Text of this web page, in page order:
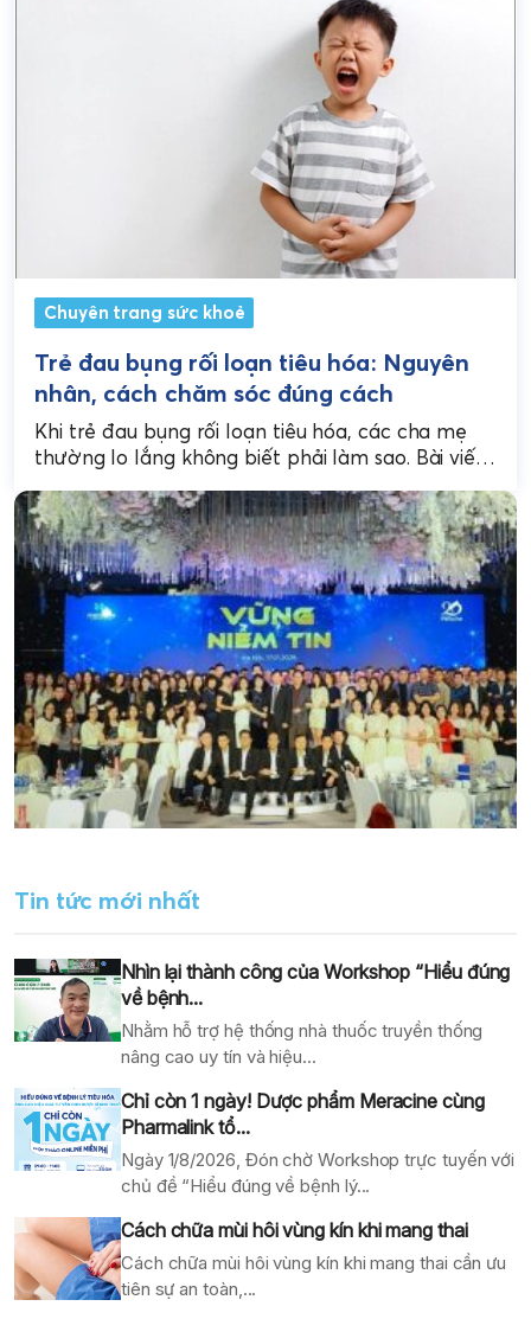
Chuyên trang sức khoẻ
Trẻ đau bụng rối loạn tiêu hóa: Nguyên
nhân, cách chăm sóc đúng cách
Khi trẻ đau bụng rối loạn tiêu hóa, các cha mẹ
thường lo lắng không biết phải làm sao. Bài viết
Tin tức mới nhất
Nhìn lại thành công của Workshop “Hiểu đúng
về bệnh...
Nhằm hỗ trợ hệ thống nhà thuốc truyền thống
nâng cao uy tín và hiệu...
Chỉ còn 1 ngày! Dược phẩm Meracine cùng
Pharmalink tổ...
Ngày 1/8/2026, Đón chờ Workshop trực tuyến với
chủ đề “Hiểu đúng về bệnh lý...
Cách chữa mùi hôi vùng kín khi mang thai
Cách chữa mùi hôi vùng kín khi mang thai cần ưu
tiên sự an toàn,...